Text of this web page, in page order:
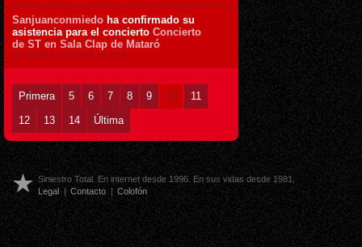
Sanjuanconmiedo ha confirmado su
asistencia para el concierto Concierto
de ST en Sala Clap de Mataró
16 de Enero de 2013 ás 11:59
Primera 5 6 7 8 9 10
11
12
13 14 Última
Siniestro Total. En internet desde 1996. En sus vidas desde 1981.
Legal | Contacto | Colofón